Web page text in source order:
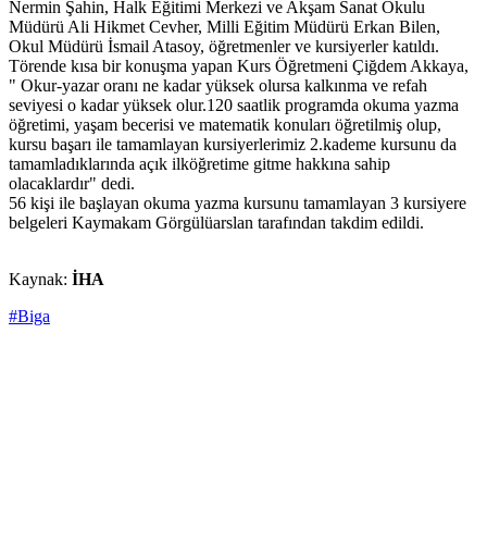
Nermin Şahin, Halk Eğitimi Merkezi ve Akşam Sanat Okulu
Müdürü Ali Hikmet Cevher, Milli Eğitim Müdürü Erkan Bilen,
Okul Müdürü İsmail Atasoy, öğretmenler ve kursiyerler katıldı.
Törende kısa bir konuşma yapan Kurs Öğretmeni Çiğdem Akkaya,
" Okur-yazar oranı ne kadar yüksek olursa kalkınma ve refah
seviyesi o kadar yüksek olur.120 saatlik programda okuma yazma
öğretimi, yaşam becerisi ve matematik konuları öğretilmiş olup,
kursu başarı ile tamamlayan kursiyerlerimiz 2.kademe kursunu da
tamamladıklarında açık ilköğretime gitme hakkına sahip
olacaklardır" dedi.
56 kişi ile başlayan okuma yazma kursunu tamamlayan 3 kursiyere
belgeleri Kaymakam Görgülüarslan tarafından takdim edildi.
Kaynak: İHA
#Biga